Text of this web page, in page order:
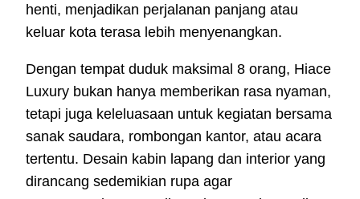
henti, menjadikan perjalanan panjang atau
keluar kota terasa lebih menyenangkan.
Dengan tempat duduk maksimal 8 orang, Hiace
Luxury bukan hanya memberikan rasa nyaman,
tetapi juga keleluasaan untuk kegiatan bersama
sanak saudara, rombongan kantor, atau acara
tertentu. Desain kabin lapang dan interior yang
dirancang sedemikian rupa agar